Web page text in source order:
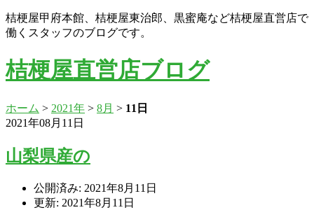
桔梗屋甲府本館、桔梗屋東治郎、黒蜜庵など桔梗屋直営店で
働くスタッフのブログです。
桔梗屋直営店ブログ
ホーム > 2021年 > 8月 > 11日
2021年08月11日
山梨県産の
公開済み: 2021年8月11日
更新: 2021年8月11日